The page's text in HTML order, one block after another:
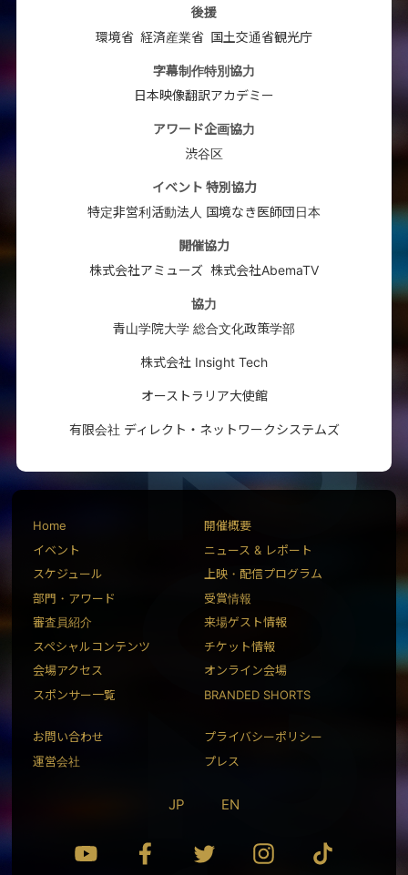
後援
環境省 経済産業省 国土交通省観光庁
字幕制作特別協力
日本映像翻訳アカデミー
アワード企画協力
渋谷区
イベント 特別協力
特定非営利活動法人 国境なき医師団日本
開催協力
株式会社アミューズ 株式会社AbemaTV
協力
青山学院大学 総合文化政策学部
株式会社 Insight Tech
オーストラリア大使館
有限会社 ディレクト・ネットワークシステムズ
Home
開催概要
イベント
ニュース & レポート
スケジュール
上映・配信プログラム
部門・アワード
受賞情報
審査員紹介
来場ゲスト情報
スペシャルコンテンツ
チケット情報
会場アクセス
オンライン会場
スポンサー一覧
BRANDED SHORTS
お問い合わせ
プライバシーポリシー
運営会社
プレス
JP EN